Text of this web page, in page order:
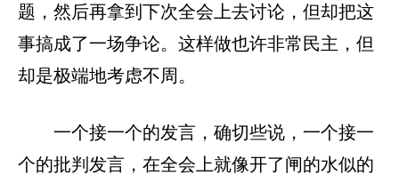
题，然后再拿到下次全会上去讨论，但却把这
事搞成了一场争论。这样做也许非常民主，但
却是极端地考虑不周。
一个接一个的发言，确切些说，一个接一
个的批判发言，在全会上就像开了闸的水似的